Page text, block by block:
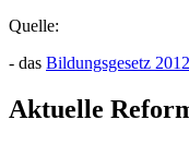
Quelle:
- das Bildungsgesetz 2012
Aktuelle